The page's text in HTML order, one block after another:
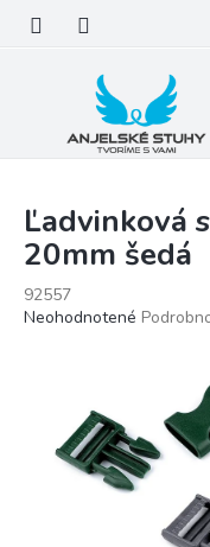
obsah
Ľadvinková
20mm šedá
92557
Priemerné
hviezdičiek.
Neohodnotené